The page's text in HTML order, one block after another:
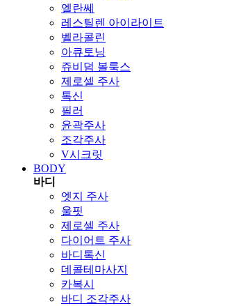
엘란쎄
레스틸렌 아이라이트
벨라콜린
아큐토닝
쥬비덤 볼룩스
제로셀 주사
톡신
필러
윤곽주사
조각주사
V시크릿
BODY
바디
엣지 주사
울핏
제로셀 주사
다이어트 주사
바디톡신
데콜테마사지
카복시
바디 조각주사